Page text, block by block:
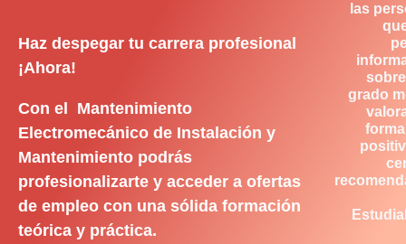
Haz despegar tu carrera profesional
¡Ahora!
Con el Mantenimiento
Electromecánico de Instalación y
Mantenimiento podrás
profesionalizarte y acceder a ofertas
de empleo con una sólida formación
teórica y práctica.
las
grado